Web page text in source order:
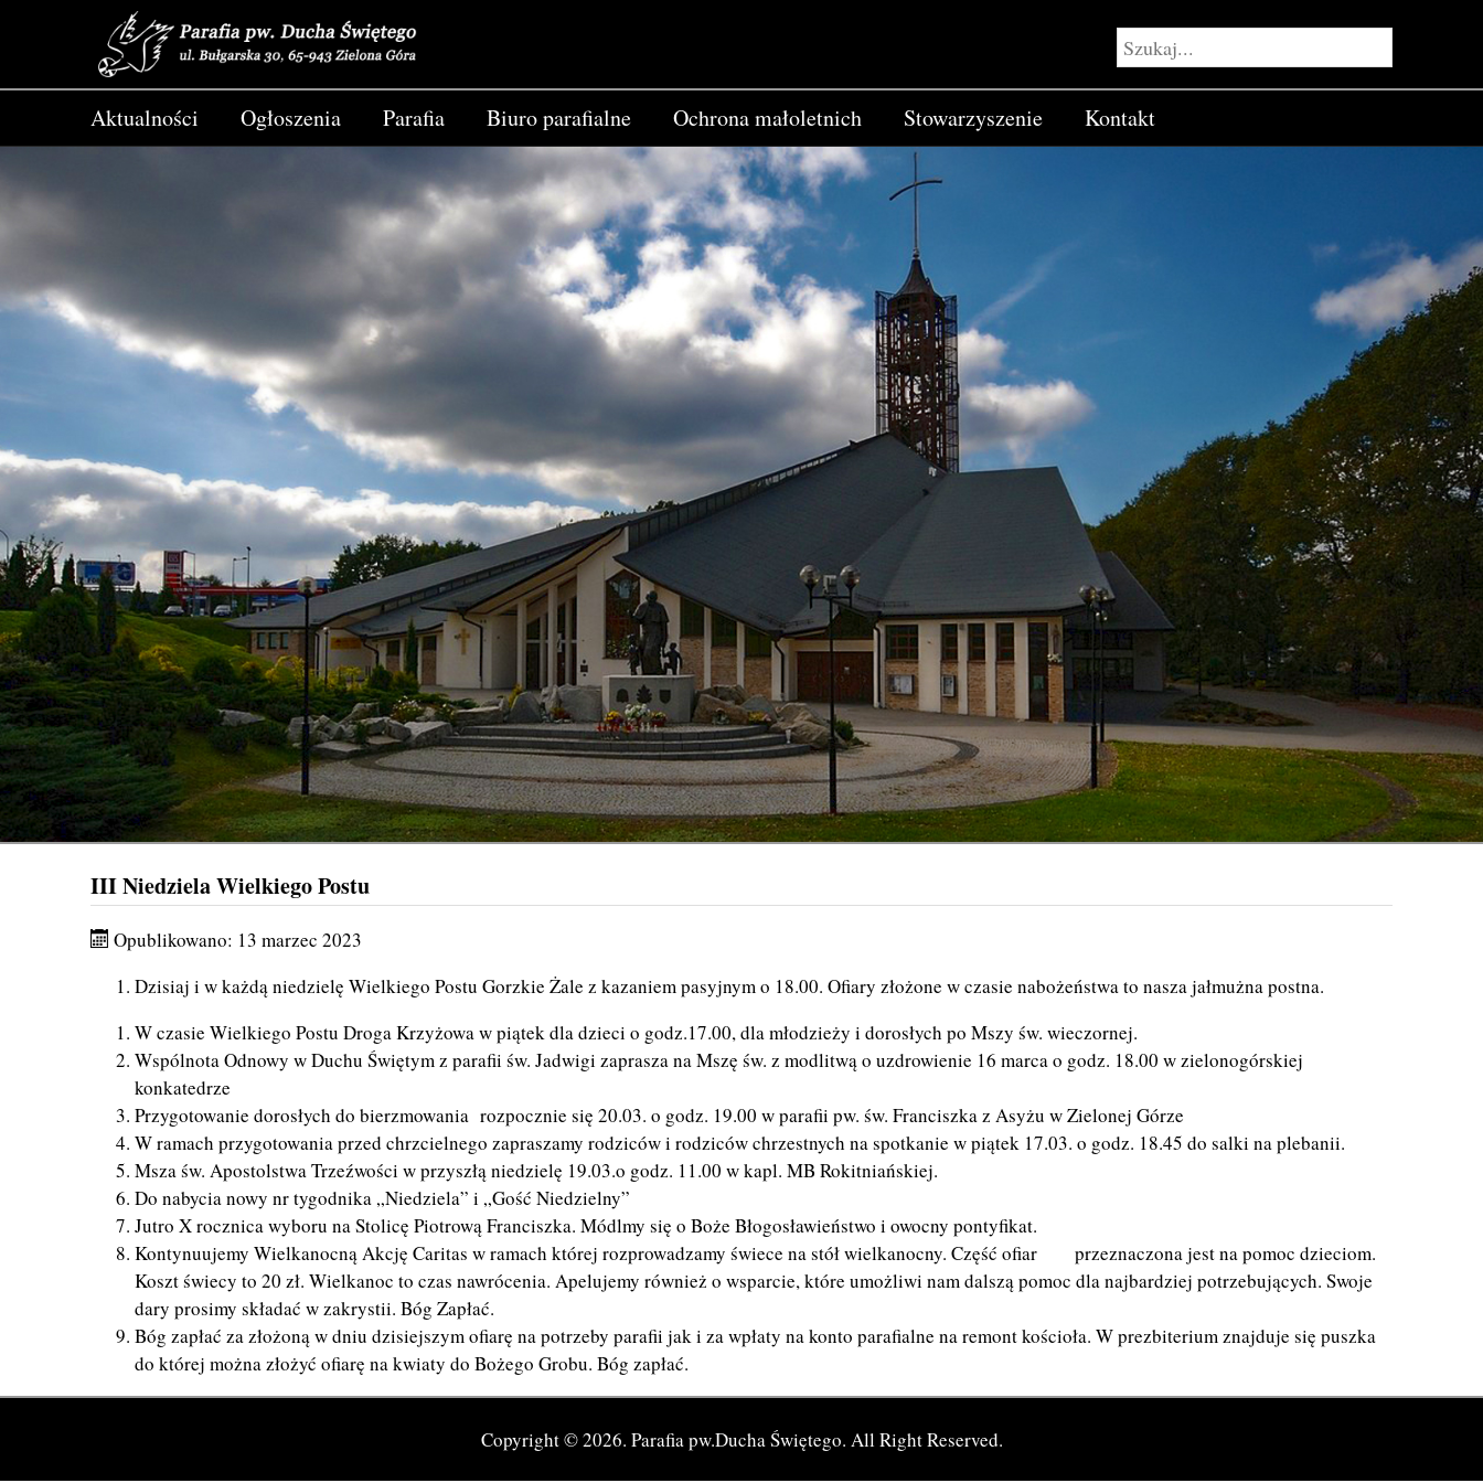
Aktualności Ogłoszenia Parafia Biuro parafialne Ochrona małoletnich Stowarzyszenie Kontakt
III Niedziela Wielkiego Postu
Opublikowano: 13 marzec 2023
Dzisiaj i w każdą niedzielę Wielkiego Postu Gorzkie Żale z kazaniem pasyjnym o 18.00. Ofiary złożone w czasie nabożeństwa to nasza jałmużna postna.
W czasie Wielkiego Postu Droga Krzyżowa w piątek dla dzieci o godz.17.00, dla młodzieży i dorosłych po Mszy św. wieczornej.
Wspólnota Odnowy w Duchu Świętym z parafii św. Jadwigi zaprasza na Mszę św. z modlitwą o uzdrowienie 16 marca o godz. 18.00 w zielonogórskiej
konkatedrze
Przygotowanie dorosłych do bierzmowania rozpocznie się 20.03. o godz. 19.00 w parafii pw. św. Franciszka z Asyżu w Zielonej Górze
W ramach przygotowania przed chrzcielnego zapraszamy rodziców i rodziców chrzestnych na spotkanie w piątek 17.03. o godz. 18.45 do salki na plebanii.
Msza św. Apostolstwa Trzeźwości w przyszłą niedzielę 19.03.o godz. 11.00 w kapl. MB Rokitniańskiej.
Do nabycia nowy nr tygodnika „Niedziela” i „Gość Niedzielny”
Jutro X rocznica wyboru na Stolicę Piotrową Franciszka. Módlmy się o Boże Błogosławieństwo i owocny pontyfikat.
Kontynuujemy Wielkanocną Akcję Caritas w ramach której rozprowadzamy świece na stół wielkanocny. Część ofiar przeznaczona jest na pomoc dzieciom.
Koszt świecy to 20 zł. Wielkanoc to czas nawrócenia. Apelujemy również o wsparcie, które umożliwi nam dalszą pomoc dla najbardziej potrzebujących. Swoje
dary prosimy składać w zakrystii. Bóg Zapłać.
Bóg zapłać za złożoną w dniu dzisiejszym ofiarę na potrzeby parafii jak i za wpłaty na konto parafialne na remont kościoła. W prezbiterium znajduje się puszka
do której można złożyć ofiarę na kwiaty do Bożego Grobu. Bóg zapłać.
Copyright © 2026. Parafia pw.Ducha Świętego. All Right Reserved.